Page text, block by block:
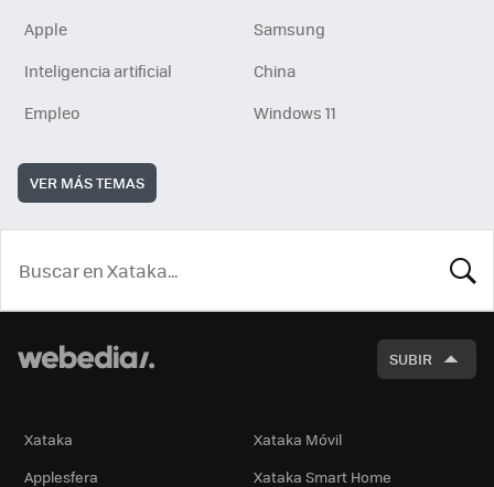
Apple
Samsung
Inteligencia artificial
China
Empleo
Windows 11
VER MÁS TEMAS
SUBIR
Xataka
Xataka Móvil
Applesfera
Xataka Smart Home